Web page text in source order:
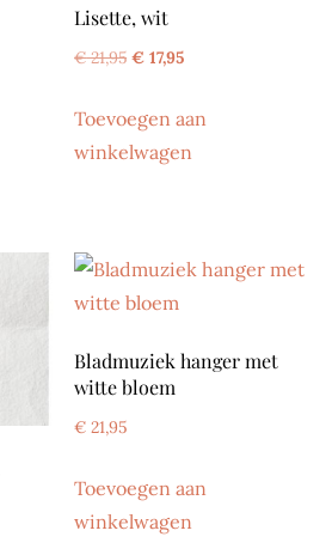
Lisette, wit
€21,95 Oorspronkelijke
was:
€ 21,95.
€ 17,95Huidige
is:
€ 17,95.
Toevoegen aan
winkelwagen
Bladmuziek hanger met
witte bloem
€ 21,95
Toevoegen aan
winkelwagen